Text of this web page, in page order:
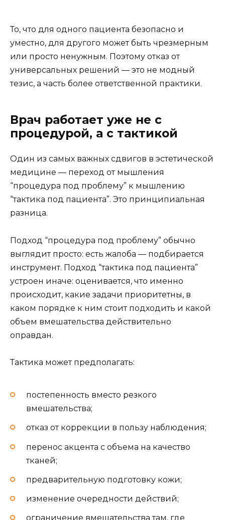
То, что для одного пациента безопасно и
уместно, для другого может быть чрезмерным
или просто ненужным. Поэтому отказ от
универсальных решений — это не модный
тезис, а часть более ответственной практики.
Врач работает уже не с
процедурой, а с тактикой
Один из самых важных сдвигов в эстетической
медицине — переход от мышления
“процедура под проблему” к мышлению
“тактика под пациента”. Это принципиальная
разница.
Подход “процедура под проблему” обычно
выглядит просто: есть жалоба — подбирается
инструмент. Подход “тактика под пациента”
устроен иначе: оценивается, что именно
происходит, какие задачи приоритетны, в
каком порядке к ним стоит подходить и какой
объем вмешательства действительно
оправдан.
Тактика может предполагать:
постепенность вместо резкого
вмешательства;
отказ от коррекции в пользу наблюдения;
перенос акцента с объема на качество
тканей;
предварительную подготовку кожи;
изменение очередности действий;
ограничение вмешательства там, где